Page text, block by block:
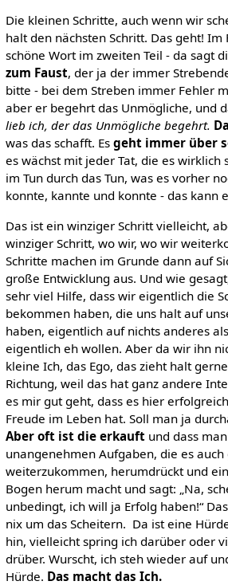
Die kleinen Schritte, auch wenn wir
halt den nächsten Schritt. Das geht! Im
schöne Wort im zweiten Teil - da sagt
zum Faust, der ja der immer
bitte - bei dem Streben immer Fehler
aber er begehrt das Unmögliche, und
lieb ich, der das Unmögliche begehrt.
was das schafft. Es geht immer über
es wächst mit jeder Tat, die es wirklich
im Tun durch das Tun, was es vorher
konnte, kannte und konnte - das kann
Das ist ein winziger Schritt vielleicht,
winziger Schritt, wo wir, wo wir
Schritte machen im Grunde dann auf
große Entwicklung aus. Und wie
sehr viel Hilfe, dass wir eigentlich die
bekommen haben, die uns halt auf
haben, eigentlich auf nichts anderes
eigentlich eh wollen. Aber da wir ihn
kleine Ich, das Ego, das zieht halt
Richtung, weil das hat ganz andere
es mir gut geht, dass es hier
Freude im Leben hat. Soll man ja
Aber oft ist die erkauftund dass
unangenehmen Aufgaben, die es auch
weiterzukommen, herumdrückt und
Bogen herum macht und sagt: „Na,
unbedingt, ich will ja Erfolg haben!“
nix um das Scheitern. Da ist eine
hin, vielleicht spring ich darüber oder
drüber. Wurscht, ich steh wieder auf
Hürde. Das macht das Ich.